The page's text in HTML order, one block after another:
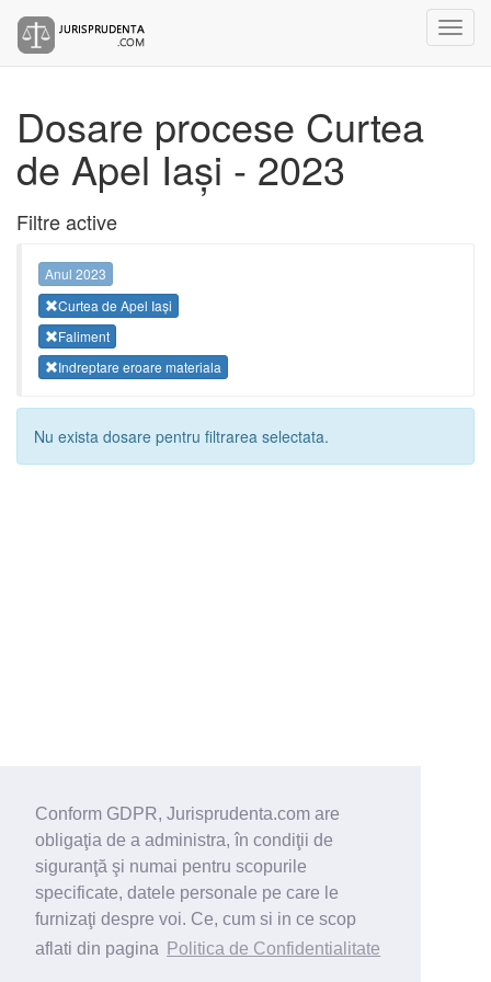
Conform GDPR, Jurisprudenta.com are
obligaţia de a administra, în condiţii de
siguranţă şi numai pentru scopurile
specificate, datele personale pe care le
furnizaţi despre voi. Ce, cum si in ce scop
aflati din pagina
Politica de Confidentialitate
Dosare procese Curtea
de Apel Iași - 2023
Filtre active
Anul 2023
Curtea de Apel Iași
Faliment
Indreptare eroare materiala
Nu exista dosare pentru filtrarea selectata.